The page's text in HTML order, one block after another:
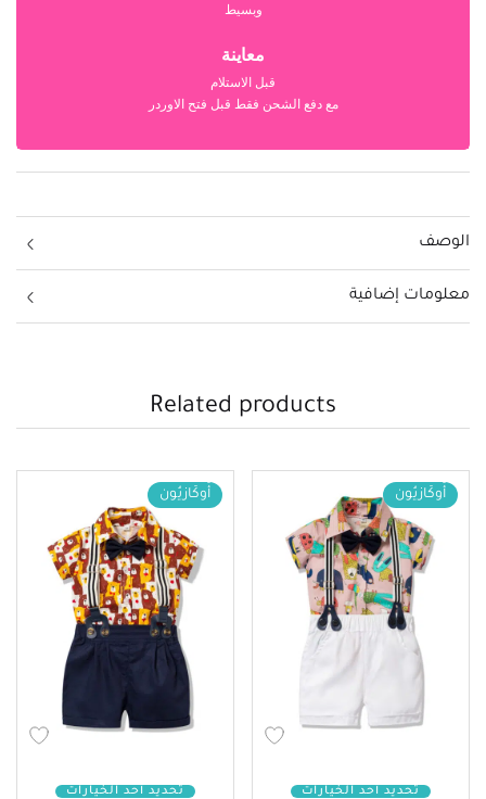
وبسيط
معاينة
قبل الاستلام
مع دفع الشحن فقط قبل فتح الاوردر
الوصف
معلومات إضافية
Related products
تحديد أحد الخيارات
أُوكَازيُون
تحديد أحد الخيارات
أُوكَازيُون